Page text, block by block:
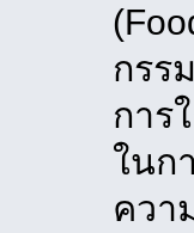
กรร
การ
ในก
ควา